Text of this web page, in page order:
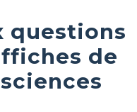
questions
de